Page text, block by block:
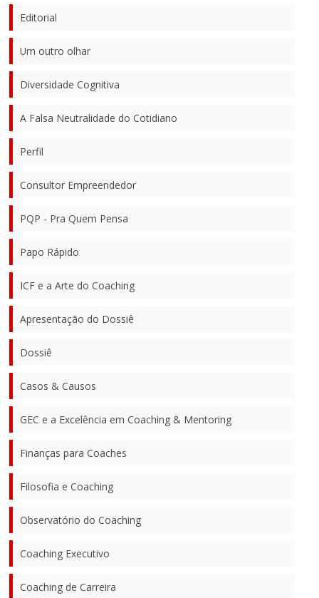
Editorial
Um outro olhar
Diversidade Cognitiva
A Falsa Neutralidade do Cotidiano
Perfil
Consultor Empreendedor
PQP - Pra Quem Pensa
Papo Rápido
ICF e a Arte do Coaching
Apresentação do Dossiê
Dossiê
Casos & Causos
GEC e a Excelência em Coaching & Mentoring
Finanças para Coaches
Filosofia e Coaching
Observatório do Coaching
Coaching Executivo
Coaching de Carreira